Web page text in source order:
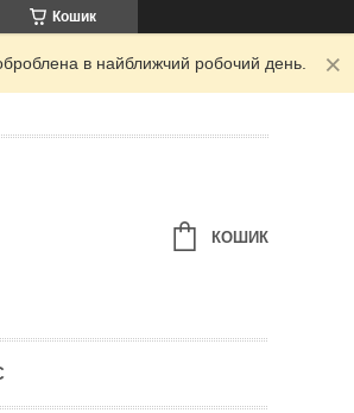
Кошик
в найближчий робочий день.
КОШИК